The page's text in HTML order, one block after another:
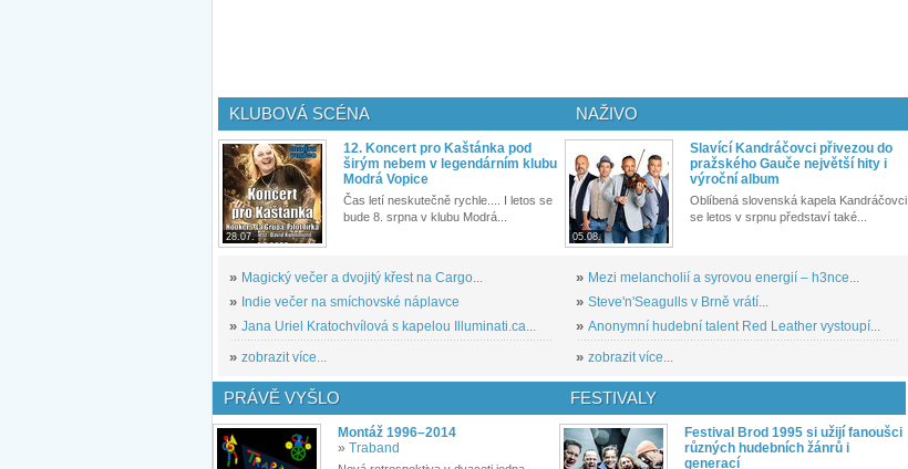
KLUBOVÁ SCÉNA
28.07.
12. Koncert pro Kaštánka pod
širým nebem v legendárním klubu
Modrá Vopice
Čas letí neskutečně rychle.... I letos se
bude 8. srpna v klubu Modrá...
» Magický večer a dvojitý křest na Cargo...
» Indie večer na smíchovské náplavce
» Jana Uriel Kratochvílová s kapelou Illuminati.ca...
» zobrazit více...
NAŽIVO
05.08.
Slavící Kandráčovci přivezou do
pražského Gauče největší hity i
výroční album
Oblíbená slovenská kapela Kandráčovci
se letos v srpnu představí také...
» Mezi melancholií a syrovou energií – h3nce...
» Steve'n'Seagulls v Brně vrátí...
» Anonymní hudební talent Red Leather vystoupí...
» zobrazit více...
PRÁVĚ VYŠLO
Montáž 1996–2014
» Traband
FESTIVALY
Festival Brod 1995 si užijí fanoušci
různých hudebních žánrů i
generací